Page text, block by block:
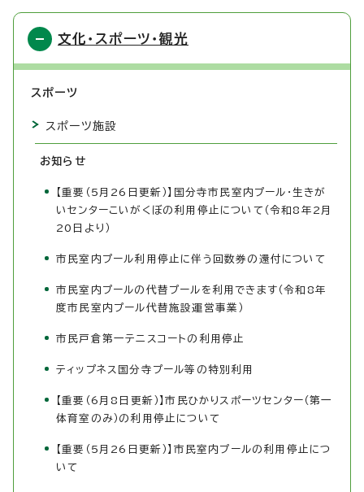
文化・スポーツ・観光
スポーツ
スポーツ施設
お知らせ
【重要（5月26日更新）】国分寺市民室内プール・生きが
いセンターこいがくぼの利用停止について（令和8年2月
20日より）
市民室内プール利用停止に伴う回数券の還付について
市民室内プールの代替プールを利用できます（令和8年
度市民室内プール代替施設運営事業）
市民戸倉第一テニスコートの利用停止
ティップネス国分寺プール等の特別利用
【重要（6月8日更新）】市民ひかりスポーツセンター（第一
体育室のみ）の利用停止について
【重要（5月26日更新）】市民室内プールの利用停止につ
いて